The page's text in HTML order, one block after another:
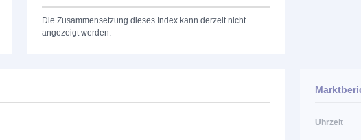
Die Zusammensetzung dieses Index kann derzeit nicht
angezeigt werden.
Uhrzeit